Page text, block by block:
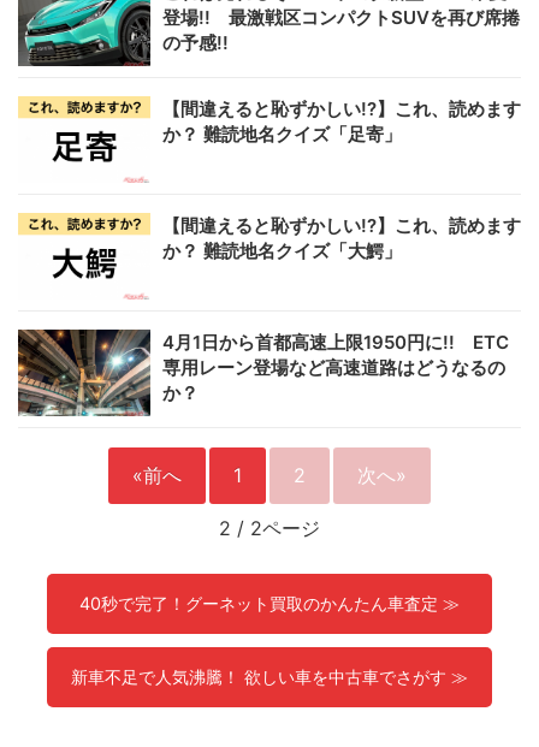
登場!! 最激戦区コンパクトSUVを再び席捲
の予感!!
【間違えると恥ずかしい!?】これ、読めます
か？ 難読地名クイズ「足寄」
【間違えると恥ずかしい!?】これ、読めます
か？ 難読地名クイズ「大鰐」
4月1日から首都高速上限1950円に!! ETC
専用レーン登場など高速道路はどうなるの
か？
«前へ 1 2 次へ»
2 / 2ページ
40秒で完了！グーネット買取のかんたん車査定 ≫
新車不足で人気沸騰！ 欲しい車を中古車でさがす ≫